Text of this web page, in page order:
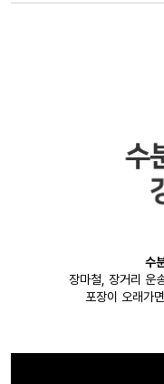
수
장마철, 장거리 운
포장이 오래가